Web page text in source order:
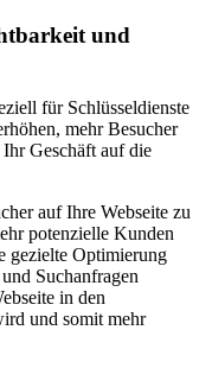
und
für Schlüsseldienste
mehr Besucher
Geschäft auf die
auf Ihre Webseite zu
potenzielle Kunden
gezielte Optimierung
Suchanfragen
in den
und somit mehr